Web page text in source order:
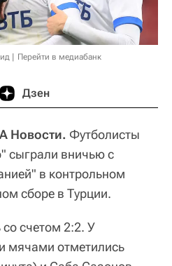
Перейти в медиабанк
Дзен
Новости. Футболисты
сыграли вничью с
в контрольном
сборе в Турции.
счетом 2:2. У
мячами отметились